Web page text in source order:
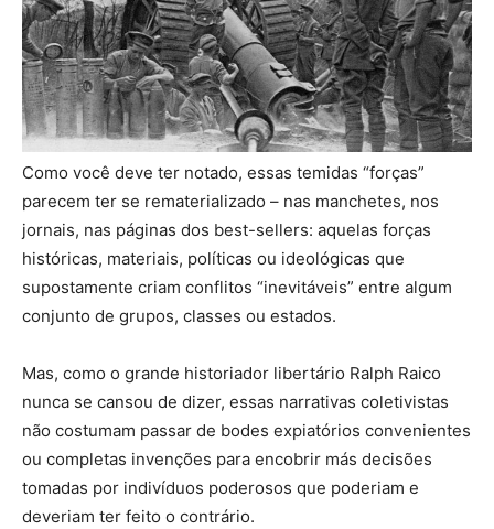
Como você deve ter notado, essas temidas “forças”
parecem ter se rematerializado – nas manchetes, nos
jornais, nas páginas dos best-sellers: aquelas forças
históricas, materiais, políticas ou ideológicas que
supostamente criam conflitos “inevitáveis” entre algum
conjunto de grupos, classes ou estados.
Mas, como o grande historiador libertário Ralph Raico
nunca se cansou de dizer, essas narrativas coletivistas
não costumam passar de bodes expiatórios convenientes
ou completas invenções para encobrir más decisões
tomadas por indivíduos poderosos que poderiam e
deveriam ter feito o contrário.